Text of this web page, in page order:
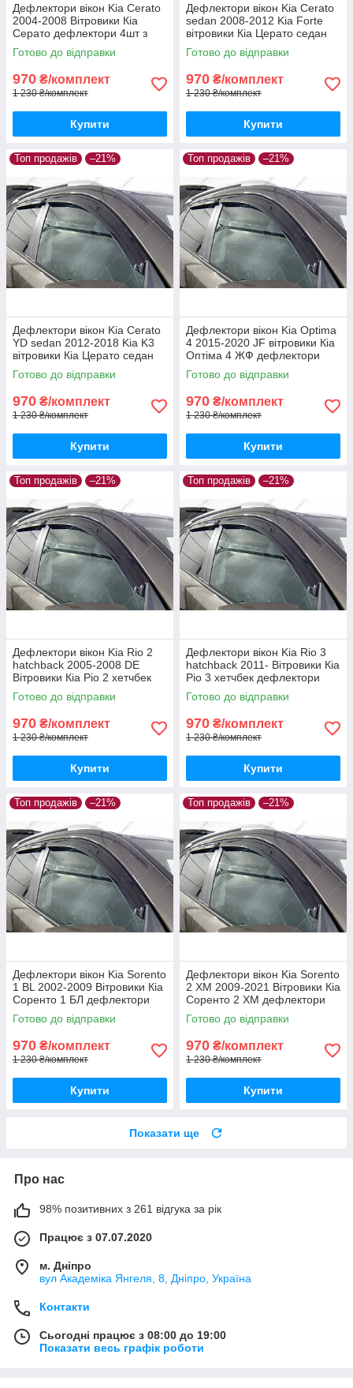
Дефлектори вікон Kia Cerato
2004-2008 Вітровики Кіа
Серато дефлектори 4шт з
2004 по 2008
Готово до відправки
970 ₴/комплект
1 230 ₴/комплект
Купити
Дефлектори вікон Kia Cerato
sedan 2008-2012 Kia Forte
вітровики Кіа Церато седан
дефлектори 4шт Кіа Форте з
2008 по 2012
Готово до відправки
970 ₴/комплект
1 230 ₴/комплект
Купити
Топ продажів –21%
Дефлектори вікон Kia Cerato
YD sedan 2012-2018 Kia K3
вітровики Кіа Церато седан
Кіа К3 дефлектори 4шт з
2012 по 2018
Готово до відправки
970 ₴/комплект
1 230 ₴/комплект
Купити
Топ продажів –21%
Дефлектори вікон Kia Optima
4 2015-2020 JF вітровики Кіа
Оптіма 4 ЖФ дефлектори
4шт з 2015 по 2020
Готово до відправки
970 ₴/комплект
1 230 ₴/комплект
Купити
Топ продажів –21%
Дефлектори вікон Kia Rio 2
hatchback 2005-2008 DE
Вітровики Кіа Ріо 2 хетчбек
дефлектори 4шт з 2005 по
2009
Готово до відправки
970 ₴/комплект
1 230 ₴/комплект
Купити
Топ продажів –21%
Дефлектори вікон Kia Rio 3
hatchback 2011- Вітровики Кіа
Ріо 3 хетчбек дефлектори
4шт з 2011-
Готово до відправки
970 ₴/комплект
1 230 ₴/комплект
Купити
Топ продажів –21%
Дефлектори вікон Kia Sorento
1 BL 2002-2009 Вітровики Кіа
Соренто 1 БЛ дефлектори
4шт з 2002 по 2009
Готово до відправки
970 ₴/комплект
1 230 ₴/комплект
Купити
Топ продажів –21%
Дефлектори вікон Kia Sorento
2 XM 2009-2021 Вітровики Кіа
Соренто 2 ХМ дефлектори
4шт з 2009 по 2021
Готово до відправки
970 ₴/комплект
1 230 ₴/комплект
Купити
Показати ще
Про нас
98% позитивних з 261 відгука за рік
Працює з 07.07.2020
м. Дніпро
вул Академіка Янгеля, 8, Дніпро, Україна
Контакти
Сьогодні працює з 08:00 до 19:00
Показати весь графік роботи